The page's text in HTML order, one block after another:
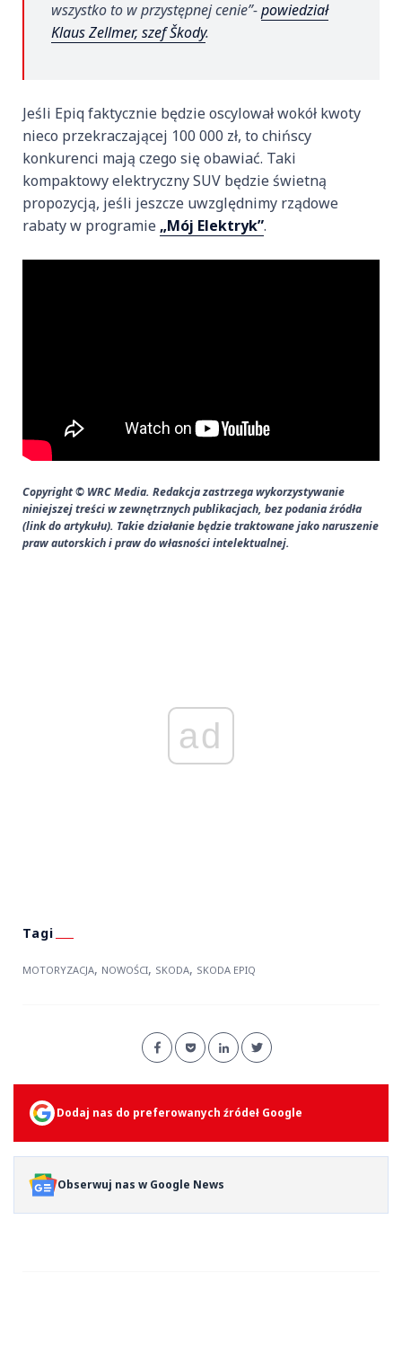
wszystko to w przystępnej cenie”-powiedział
Klaus Zellmer, szef Škody.
Jeśli Epiq faktycznie będzie oscylował wokół kwoty
nieco przekraczającej 100 000 zł, to chińscy
konkurenci mają czego się obawiać. Taki
kompaktowy elektryczny SUV będzie świetną
propozycją, jeśli jeszcze uwzględnimy rządowe
rabaty w programie „Mój Elektryk”.
Copyright © WRC Media. Redakcja zastrzega wykorzystywanie
niniejszej treści w zewnętrznych publikacjach, bez podania źródła
(link do artykułu). Takie działanie będzie traktowane jako naruszenie
praw autorskich i praw do własności intelektualnej.
ad
MOTORYZACJA, NOWOŚCI, SKODA, SKODA EPIQ
Dodaj nas do preferowanych źródeł Google
Obserwuj nas w Google News